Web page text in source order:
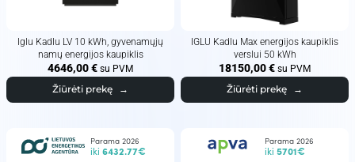
Iglu Kadlu LV 10 kWh, gyvenamųjų
namų energijos kaupiklis
4646,00€ su PVM
Žiūrėti prekę →
IGLU Kadlu Max energijos kaupiklis
verslui 50 kWh
18150,00€ su PVM
Žiūrėti prekę →
Parama 2026
iki 6432.77€
Parama 2026
iki 5701€